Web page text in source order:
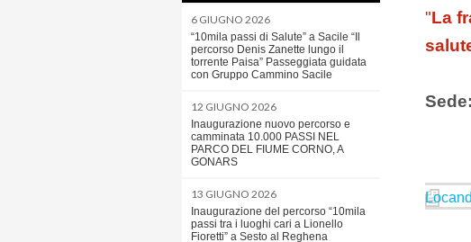
6 GIUGNO 2026
“10mila passi di Salute” a Sacile “Il
percorso Denis Zanette lungo il
torrente Paisa” Passeggiata guidata
con Gruppo Cammino Sacile
12 GIUGNO 2026
Inaugurazione nuovo percorso e
camminata 10.000 PASSI NEL
PARCO DEL FIUME CORNO, A
GONARS
13 GIUGNO 2026
Inaugurazione del percorso “10mila
passi tra i luoghi cari a Lionello
Fioretti” a Sesto al Reghena
"La